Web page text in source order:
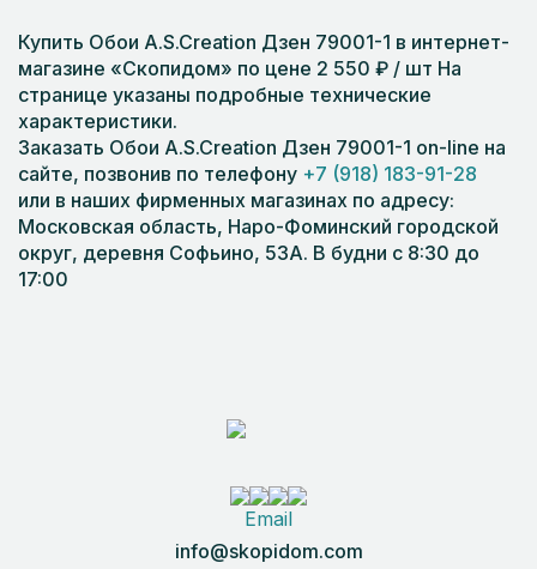
Купить Обои A.S.Creation Дзен 79001-1 в интернет-
магазине «Скопидом» по цене 2 550 ₽ / шт На
странице указаны подробные технические
характеристики.
Заказать Обои A.S.Creation Дзен 79001-1 on-line на
сайте, позвонив по телефону +7 (918) 183-91-28
или в наших фирменных магазинах по адресу:
Московская область, Наро-Фоминский городской
округ, деревня Софьино, 53А. В будни с 8:30 до
17:00
Email
info@skopidom.com